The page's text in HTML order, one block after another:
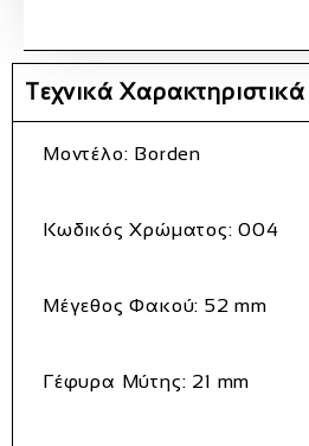
Τεχνικά Χαρακτηριστικά
Μοντέλο: Borden
ΚωδικόςΧρώματος: 004
ΜέγεθοςΦακού: 52mm
Γέφυρα Μύτης: 21 mm